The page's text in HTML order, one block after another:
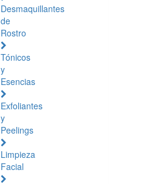
Desmaquillantes
de
Rostro
Tónicos
y
Esencias
Exfoliantes
y
Peelings
Limpieza
Facial